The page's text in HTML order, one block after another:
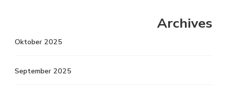
Archives
Oktober 2025
September 2025